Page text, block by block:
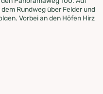
Rundweg über Felder und
Vorbei an den Höfen Hirz
Ausgangspunkt am